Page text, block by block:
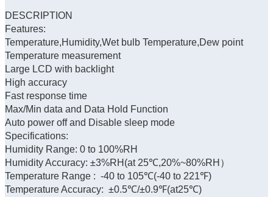
DESCRIPTION
Features:
Temperature,Humidity,Wet bulb Temperature,Dew point
Temperature measurement
Large LCD with backlight
High accuracy
Fast response time
Max/Min data and Data Hold Function
Auto power off and Disable sleep mode
Specifications:
Humidity Range: 0 to 100%RH
Humidity Accuracy: ±3%RH(at 25℃,20%~80%RH）
Temperature Range : -40 to 105℃(-40 to 221℉)
Temperature Accuracy: ±0.5℃/±0.9℉(at25℃)